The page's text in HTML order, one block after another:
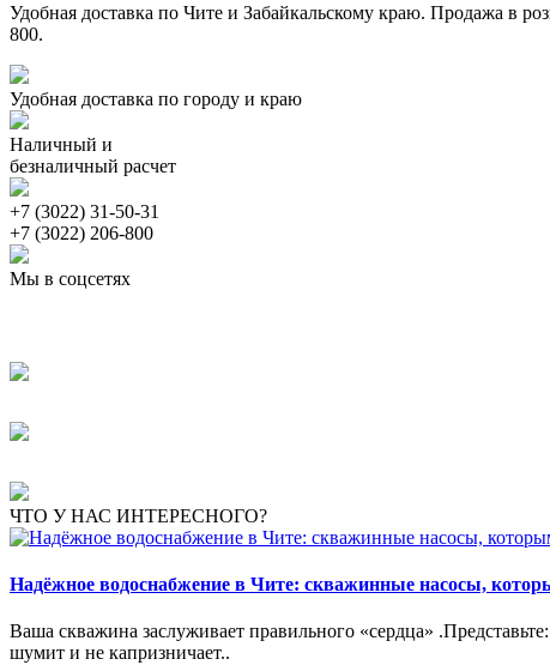
Удобная доставка по Чите и Забайкальскому краю. Продажа в
800.
Удобная доставка по городу и краю
Наличный и
безналичный расчет
+7 (3022) 31-50-31
+7 (3022) 206-800
Мы в соцсетях
ЧТО У НАС ИНТЕРЕСНОГО?
Надёжное водоснабжение в Чите: скважинные насосы,
Ваша скважина заслуживает правильного «сердца»
шумит и не капризничает..